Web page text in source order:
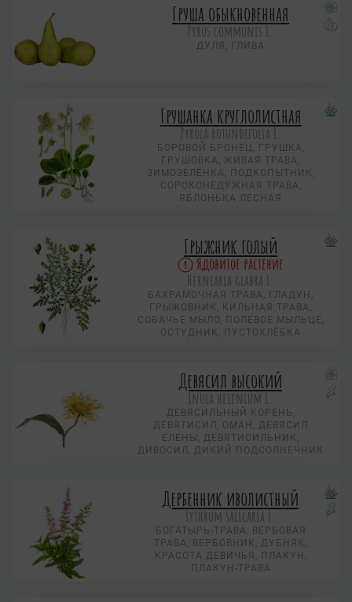
Груша обыкновенная
Pyrus communis L.
ДУЛЯ, ГЛИВА
Грушанка круглолистная
Pyrola rotundifolia L.
БОРОВОЙ БРОНЕЦ, ГРУШКА,
ГРУШОВКА, ЖИВАЯ ТРАВА,
ЗИМОЗЕЛЁНКА, ПОДКОПЫТНИК,
СОРОКОНЕДУЖНАЯ ТРАВА,
ЯБЛОНЬКА ЛЕСНАЯ
Грыжник голый
Ядовитое растение
Herniaria glabra L.
БАХРАМОЧНАЯ ТРАВА, ГЛАДУН,
ГРЫЖОВНИК, КИЛЬНАЯ ТРАВА,
СОБАЧЬЕ МЫЛО, ПОЛЕВОЕ МЫЛЬЦЕ,
ОСТУДНИК, ПУСТОХЛЁБКА
Девясил высокий
Inula helenium L.
ДЕВЯСИЛЬНЫЙ КОРЕНЬ,
ДЕВЯТИСИЛ, ОМАН, ДЕВЯСИЛ
ЕЛЕНЫ, ДЕВЯТИСИЛЬНИК,
ДИВОСИЛ, ДИКИЙ ПОДСОЛНЕЧНИК
Дербенник иволистный
Lythrum salicaria L.
БОГАТЫРЬ-ТРАВА, ВЕРБОВАЯ
ТРАВА, ВЕРБОВНИК, ДУБНЯК,
КРАСОТА ДЕВИЧЬЯ, ПЛАКУН,
ПЛАКУН-ТРАВА